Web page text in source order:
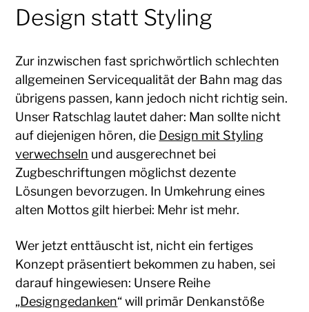
Design statt Styling
Zur inzwischen fast sprichwörtlich schlechten
allgemeinen Servicequalität der Bahn mag das
übrigens passen, kann jedoch nicht richtig sein.
Unser Ratschlag lautet daher: Man sollte nicht
auf diejenigen hören, die Design mit Styling
verwechseln und ausgerechnet bei
Zugbeschriftungen möglichst dezente
Lösungen bevorzugen. In Umkehrung eines
alten Mottos gilt hierbei: Mehr ist mehr.
Wer jetzt enttäuscht ist, nicht ein fertiges
Konzept präsentiert bekommen zu haben, sei
darauf hingewiesen: Unsere Reihe
„Designgedanken“ will primär Denkanstöße